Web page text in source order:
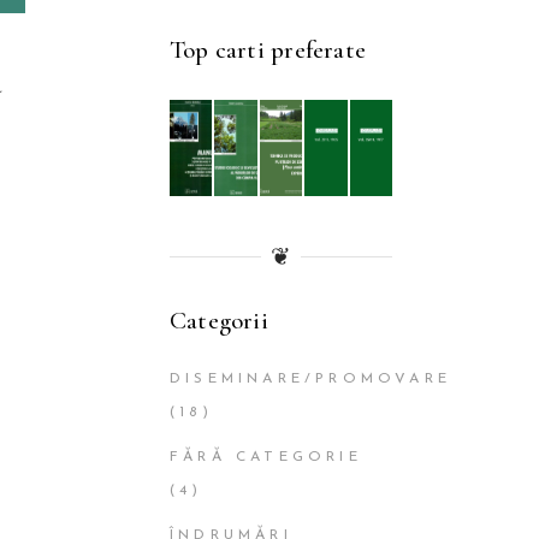
Top carti preferate
❦
Categorii
DISEMINARE/PROMOVARE
(18)
FĂRĂ CATEGORIE
(4)
ÎNDRUMĂRI